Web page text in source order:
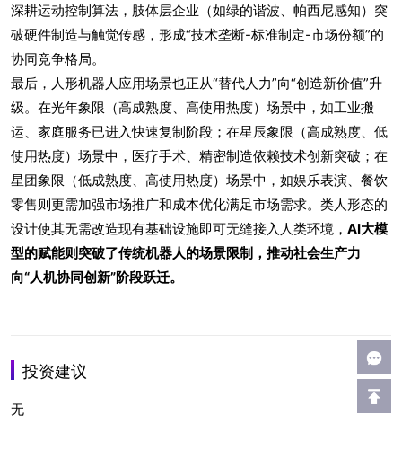
深耕运动控制算法，肢体层企业（如绿的谐波、帕西尼感知）突
破硬件制造与触觉传感，形成“技术垄断-标准制定-市场份额”的
协同竞争格局。
最后，人形机器人应用场景也正从“替代人力”向“创造新价值”升
级。在光年象限（高成熟度、高使用热度）场景中，如工业搬
运、家庭服务已进入快速复制阶段；在星辰象限（高成熟度、低
使用热度）场景中，医疗手术、精密制造依赖技术创新突破；在
星团象限（低成熟度、高使用热度）场景中，如娱乐表演、餐饮
零售则更需加强市场推广和成本优化满足市场需求。类人形态的
设计使其无需改造现有基础设施即可无缝接入人类环境， AI大模
型的赋能则突破了传统机器人的场景限制，推动社会生产力
向“人机协同创新”阶段跃迁。
投资建议
无